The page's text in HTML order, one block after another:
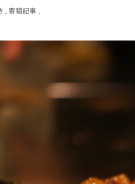
, 寄稿記事 ,